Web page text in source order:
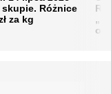
Różnice
za kg